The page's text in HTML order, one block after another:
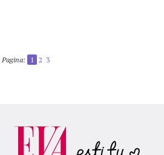
Pagina: 1 2 3